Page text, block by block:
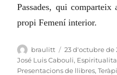
Passades, qui
propi Femení interior.
Autor
braulitt
Publicat
el
23 d'octubre de
José Luis Cabouli,
Presentacions de llibres,